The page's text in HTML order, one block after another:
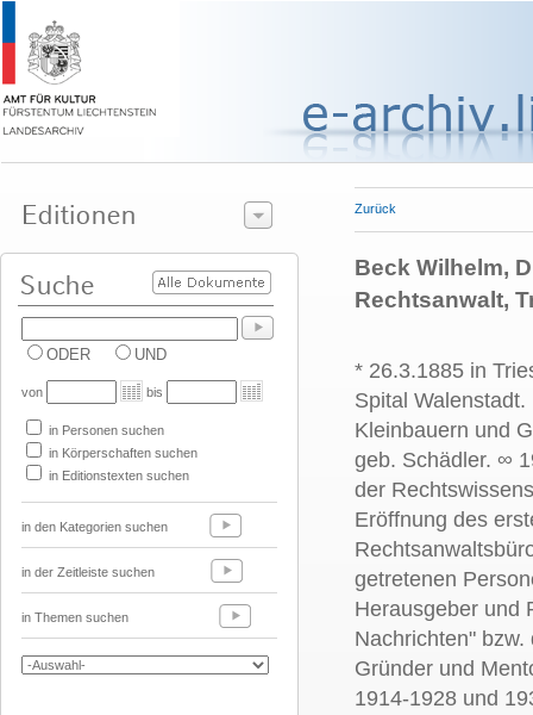
ODER UND
von bis
in Personen suchen
in Körperschaften suchen
in Editionstexten suchen
in den Kategorien suchen
in der Zeitleiste suchen
in Themen suchen
Zurück
Beck Wilhelm,
Rechtsanwalt,
* 26.3.1885 in
Spital
Kleinbauern und
geb. Schädler. ∞
der
Eröffnung des
getretenen
Herausgeber und
Nachrichten"
Gründer und
1914-1928 und